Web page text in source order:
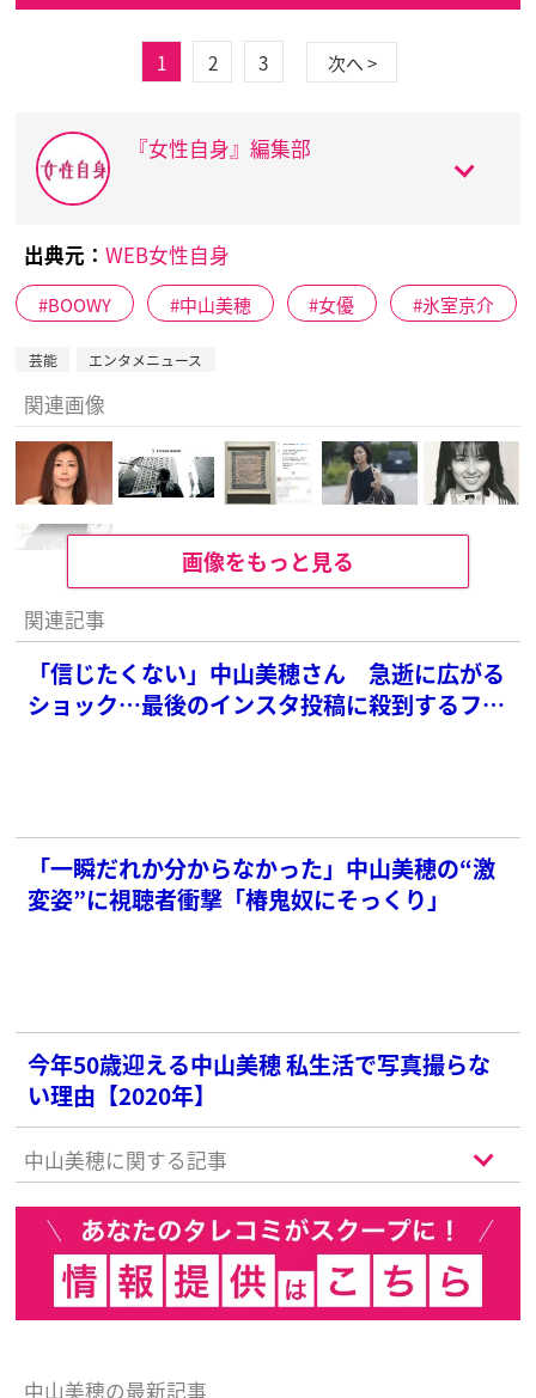
1 2 3 次へ >
『女性自身』編集部
出典元： WEB女性自身
BOOWY 中山美穂 女優 氷室京介
芸能 エンタメニュース
関連画像
画像をもっと見る
関連記事
「信じたくない」中山美穂さん 急逝に広がる
ショック…最後のインスタ投稿に殺到するファ
「一瞬だれか分からなかった」中山美穂の“激
変姿”に視聴者衝撃「椿鬼奴にそっくり」
今年50歳迎える中山美穂 私生活で写真撮らな
い理由【2020年】
中山美穂に関する記事
中山美穂の最新記事